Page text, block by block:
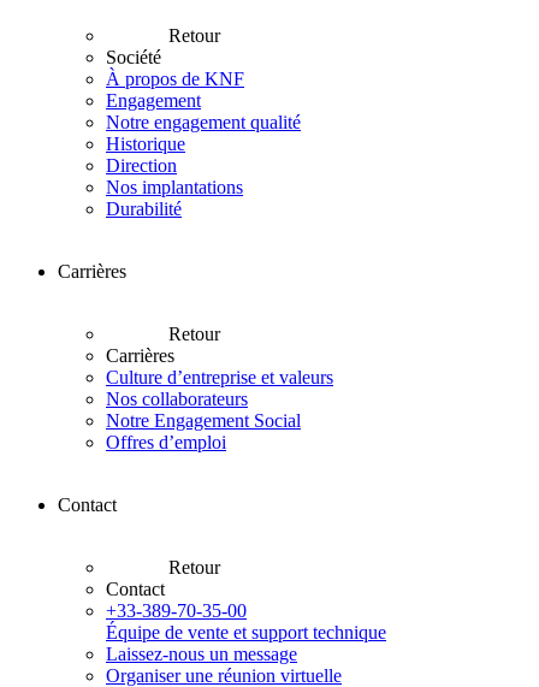
Retour
Société
À propos de KNF
Engagement
Notre engagement qualité
Historique
Direction
Nos implantations
Durabilité
Carrières
Retour
Carrières
Culture d’entreprise et valeurs
Nos collaborateurs
Notre Engagement Social
Offres d’emploi
Contact
Retour
Contact
+33-389-70-35-00
Équipe de vente et support technique
Laissez-nous un message
Organiser une réunion virtuelle